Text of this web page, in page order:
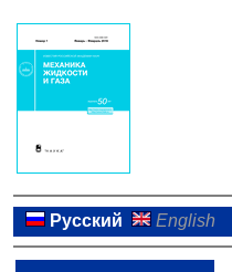
Русский English